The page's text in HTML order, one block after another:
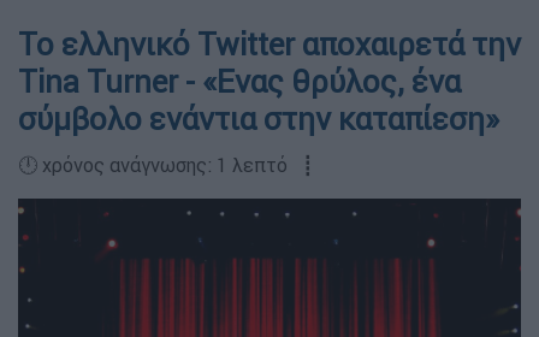
Το ελληνικό Twitter αποχαιρετά την
Tina Turner - «Ενας θρύλος, ένα
σύμβολο ενάντια στην καταπίεση»
🕛 χρόνος ανάγνωσης: 1 λεπτό ┋